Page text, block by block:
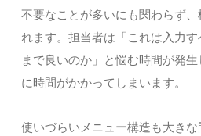
不要なことが多いにも関わらず
れます。担当者は「これは入力
まで良いのか」と悩む時間が発
に時間がかかってしまいます。
使いづらいメニュー構造も大き